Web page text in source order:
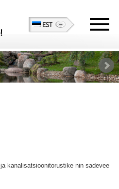
EST
kanalisatsioonitorustike nin sadevee